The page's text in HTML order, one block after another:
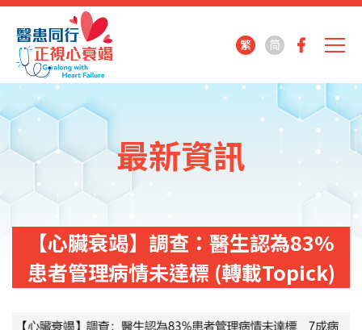
繁 简
最新資訊
【心臟衰竭】調查：醫生認為83%
患者管理病情未達標 (轉載Topick)